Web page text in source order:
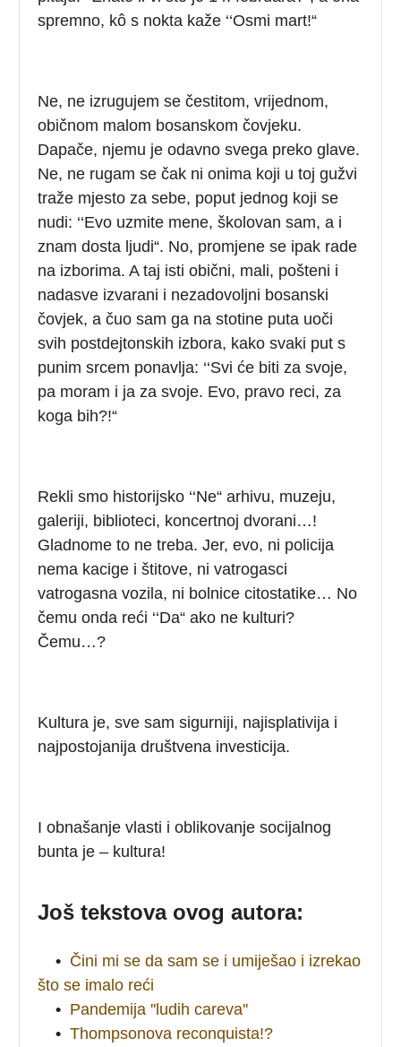
spremno, kô s nokta kaže ‘‘Osmi mart!“
Ne, ne izrugujem se čestitom, vrijednom,
običnom malom bosanskom čovjeku.
Dapače, njemu je odavno svega preko glave.
Ne, ne rugam se čak ni onima koji u toj gužvi
traže mjesto za sebe, poput jednog koji se
nudi: ‘‘Evo uzmite mene, školovan sam, a i
znam dosta ljudi“. No, promjene se ipak rade
na izborima. A taj isti obični, mali, pošteni i
nadasve izvarani i nezadovoljni bosanski
čovjek, a čuo sam ga na stotine puta uoči
svih postdejtonskih izbora, kako svaki put s
punim srcem ponavlja: ‘‘Svi će biti za svoje,
pa moram i ja za svoje. Evo, pravo reci, za
koga bih?!“
Rekli smo historijsko ‘‘Ne“ arhivu, muzeju,
galeriji, biblioteci, koncertnoj dvorani…!
Gladnome to ne treba. Jer, evo, ni policija
nema kacige i štitove, ni vatrogasci
vatrogasna vozila, ni bolnice citostatike… No
čemu onda reći ‘‘Da“ ako ne kulturi?
Čemu…?
Kultura je, sve sam sigurniji, najisplativija i
najpostojanija društvena investicija.
I obnašanje vlasti i oblikovanje socijalnog
bunta je – kultura!
Još tekstova ovog autora:
• Čini mi se da sam se i umiješao i izrekao
što se imalo reći
• Pandemija ''ludih careva''
• Thompsonova reconquista!?